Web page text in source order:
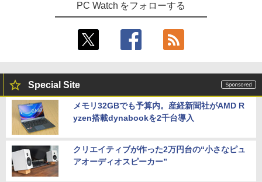
【マラソンセール期間中ポイント5倍】中
古ノートパソコン 第8世代 Core i5 Wind
チ 大画面 Webカメラ ZOOM対応 DVDマ
ルチ NEC VersaPro VKT16X-2 初期設定
5
8月5日限定10倍＆抽選10000P！｜高性
5.6型大画面 メモリ8GB 秒速起動新品SS
D256GB DVD内蔵【カメラ、テンキー選
べる】ノートパソコン オフィス付き Mic
【期間限定P15倍+最大10%OFFクーポ
ン】 【3年保証】HP PRODESK 400 G6
SFF SSD256GB メモリ8GB Core i5 Wi
ndows 11 Pro 中古 アウトレット 返品
￥37,400
￥7,990
対応 24MS500-B フルハイビジョン ディ
スプレイ モニター LGエレクトロニクス
￥11,440
ャンプコミックス） [ 古舘春一 ]
￥25,828
PC Watch をフォローする
Special Site
メモリ32GBでも予算内。産経新聞社がAMD R
yzen搭載dynabookを2千台導入
クリエイティブが作った2万円台の“小さなピュ
アオーディオスピーカー”